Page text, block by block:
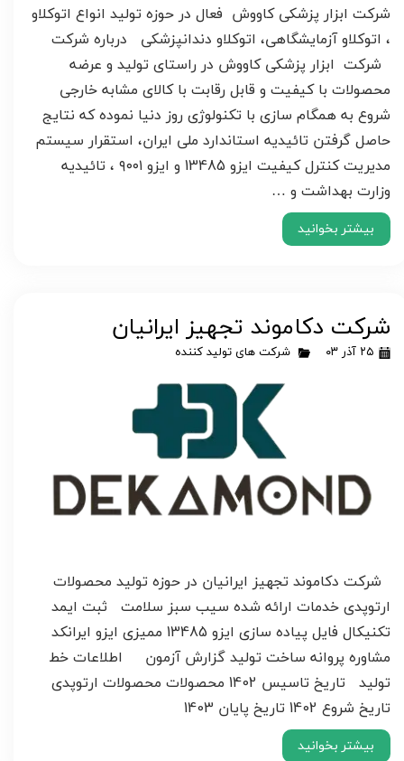
شرکت ابزار پزشکی کاووش فعال در حوزه تولید انواع اتوکلاو
، اتوکلاو آزمایشگاهی، اتوکلاو دندانپزشکی درباره شرکت
شرکت ابزار پزشکی کاووش در راستای تولید و عرضه
محصولات با کیفیت و قابل رقابت با کالای مشابه خارجی
شروع به همگام سازی با تکنولوژی روز دنیا نموده که نتایج
حاصل گرفتن تائیدیه استاندارد ملی ایران، استقرار سیستم
مدیریت کنترل کیفیت ایزو 13485 و ایزو ۹۰۰۱ ، تائیدیه
وزارت بهداشت و …
بیشتر بخوانید
شرکت دکاموند تجهیز ایرانیان
۲۵ آذر ۰۳ شرکت های تولید کننده
شرکت دکاموند تجهیز ایرانیان در حوزه تولید محصولات
ارتوپدی خدمات ارائه شده سیب سبز سلامت ثبت ایمد
تکنیکال فایل پیاده سازی ایزو 13485 ممیزی ایزو ایرانکد
مشاوره پروانه ساخت تولید گزارش آزمون اطلاعات خط
تولید تاریخ تاسیس 1402 محصولات محصولات ارتوپدی
تاریخ شروع 1402 تاریخ پایان 1403
بیشتر بخوانید